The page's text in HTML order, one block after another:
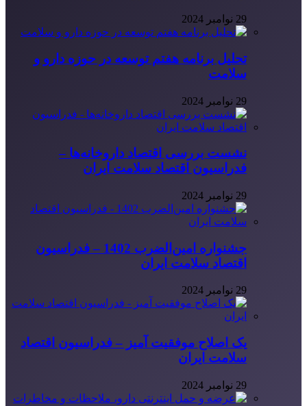
29 نوامبر 2024
تحلیل برنامه هفتم توسعه در حوزه دارو و
سلامت
29 نوامبر 2024
نشست بررسی اقتصاد داروخانه‌ها –
فدراسیون اقتصاد سلامت ایران
29 نوامبر 2024
جشنواره امین‌الضرب 1402 – فدراسیون
اقتصاد سلامت ایران
29 نوامبر 2024
یک اصلاح موفقیت آمیز – فدراسیون اقتصاد
سلامت ایران
29 نوامبر 2024